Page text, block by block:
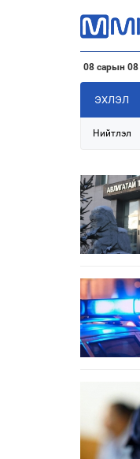
08 сарын 08
ЭХЛЭЛ
Нийтлэл